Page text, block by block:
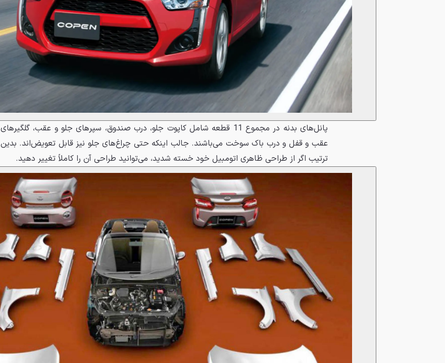
پانل‌های بدنه در مجموع 11 قطعه شامل کاپوت جلو، درب صندوق، سپرهای جلو و عقب، گلگیرهای
عقب و قفل و درب باک سوخت می‌باشند. جالب اینکه حتی چراغ‌های جلو نیز قابل تعویض‌اند. بدین
ترتیب اگر از طراحی ظاهری اتومبیل خود خسته شدید، می‌توانید طراحی آن را کاملاً تغییر دهید.